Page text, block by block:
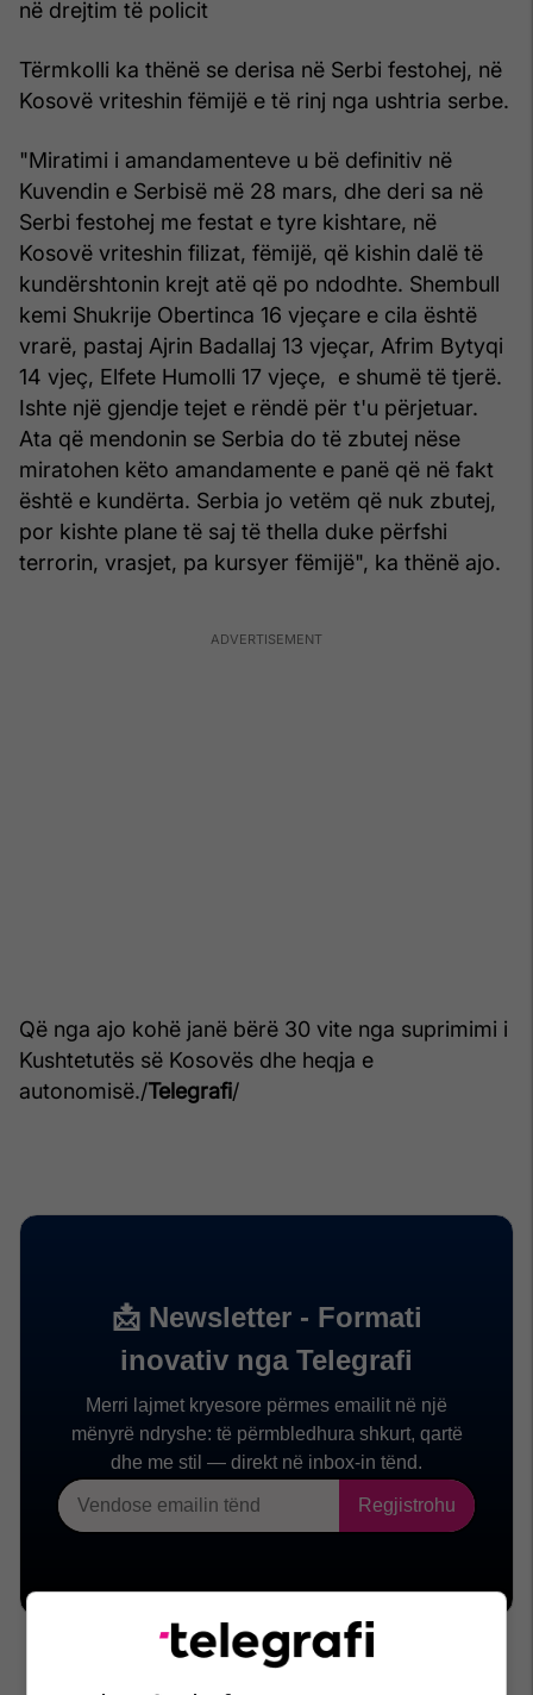
në drejtim të policit
Tërmkolli ka thënë se derisa në Serbi festohej, në
Kosovë vriteshin fëmijë e të rinj nga ushtria serbe.
"Miratimi i amandamenteve u bë definitiv në
Kuvendin e Serbisë më 28 mars, dhe deri sa në
Serbi festohej me festat e tyre kishtare, në
Kosovë vriteshin filizat, fëmijë, që kishin dalë të
kundërshtonin krejt atë që po ndodhte. Shembull
kemi Shukrije Obertinca 16 vjeçare e cila është
vrarë, pastaj Ajrin Badallaj 13 vjeçar, Afrim Bytyqi
14 vjeç, Elfete Humolli 17 vjeçe, e shumë të tjerë.
Ishte një gjendje tejet e rëndë për t'u përjetuar.
Ata që mendonin se Serbia do të zbutej nëse
miratohen këto amandamente e panë që në fakt
është e kundërta. Serbia jo vetëm që nuk zbutej,
por kishte plane të saj të thella duke përfshi
terrorin, vrasjet, pa kursyer fëmijë", ka thënë ajo.
Që nga ajo kohë janë bërë 30 vite nga suprimimi i
Kushtetutës së Kosovës dhe heqja e
autonomisë./Telegrafi/